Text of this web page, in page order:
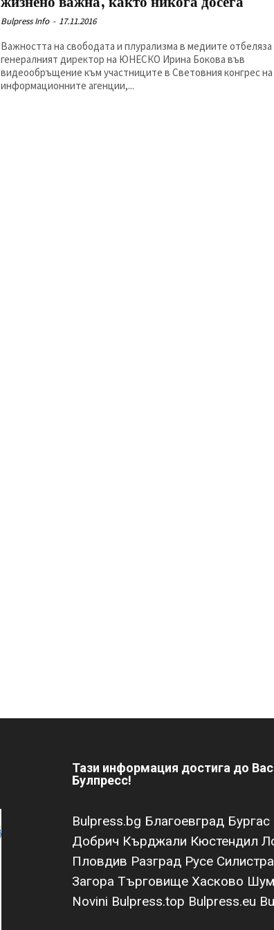
Bulpress Info - 17.11.2016
Важността на свободата и плурализма в медиите отбеляза
генералният директор на ЮНЕСКО Ирина Бокова във
видеообръщение към участниците в Световния конгрес на
информационните агенции,...
Тази информация достига до
Булпресс!
Bulpress.bg Благоевград Бургас
Добрич Кърджали Кюстендил
Пловдив Разград Русе Силистра
Загора Търговище Хасково
Novini Bulpress.top Bulpress.eu